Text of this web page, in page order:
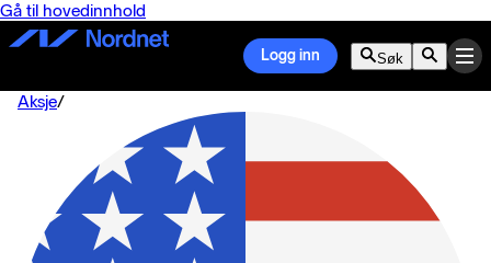
Gå til hovedinnhold
Logg inn Søk
Aksje/